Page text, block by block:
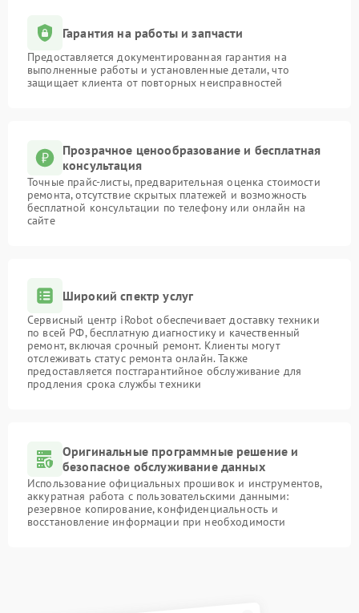
Гарантия на работы и запчасти
Предоставляется документированная гарантия на
выполненные работы и установленные детали, что
защищает клиента от повторных неисправностей
Прозрачное ценообразование и бесплатная
консультация
Точные прайс-листы, предварительная оценка стоимости
ремонта, отсутствие скрытых платежей и возможность
бесплатной консультации по телефону или онлайн на
сайте
Широкий спектр услуг
Сервисный центр iRobot обеспечивает доставку техники
по всей РФ, бесплатную диагностику и качественный
ремонт, включая срочный ремонт. Клиенты могут
отслеживать статус ремонта онлайн. Также
предоставляется постгарантийное обслуживание для
продления срока службы техники
Оригинальные программные решение и
безопасное обслуживание данных
Использование официальных прошивок и инструментов,
аккуратная работа с пользовательскими данными:
резервное копирование, конфиденциальность и
восстановление информации при необходимости